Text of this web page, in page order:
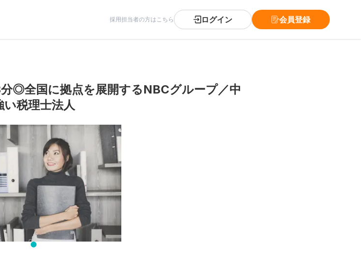
採用担当者の方はこちら ログイン 会員登録
◎全国に拠点を展開するNBCグループ／中
税理士法人